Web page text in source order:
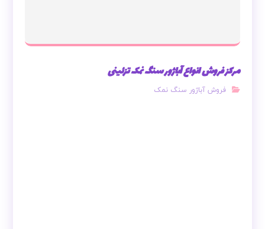
مرکز فروش انواع آباژور سنگ نمک تزئینی
فروش آباژور سنگ نمک